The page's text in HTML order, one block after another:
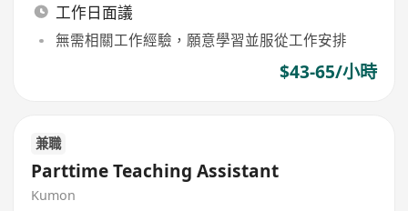
工作日面議
無需相關工作經驗，願意學習並服從工作安排
$43-65/小時
兼職
Parttime Teaching Assistant
Kumon